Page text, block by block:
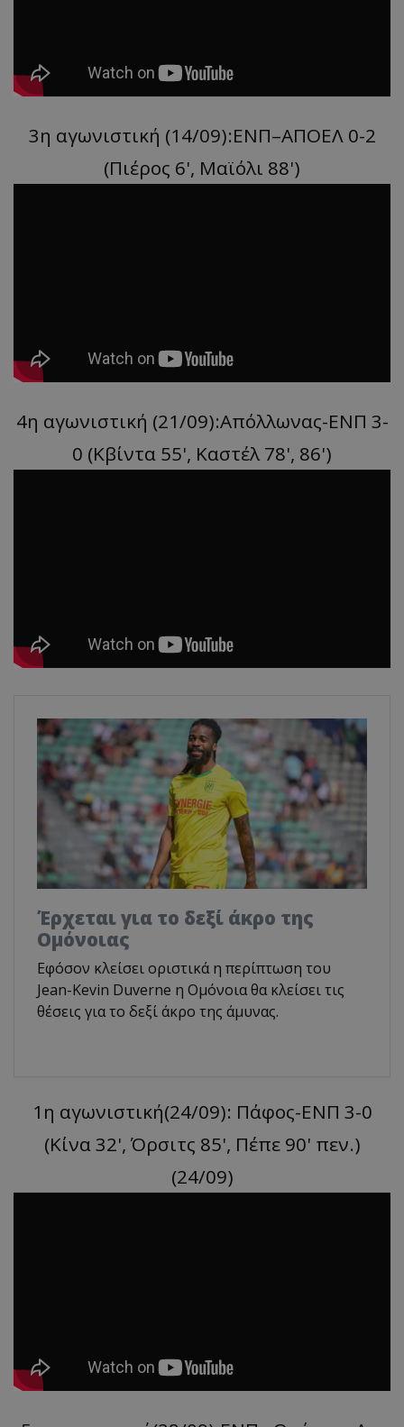
3η αγωνιστική (14/09):ΕΝΠ–ΑΠΟΕΛ 0-2
(Πιέρος 6', Μαϊόλι 88')
4η αγωνιστική (21/09):Απόλλωνας-ΕΝΠ 3-
0 (Κβίντα 55', Καστέλ 78', 86')
Έρχεται για το δεξί άκρο της
Ομόνοιας
Εφόσον κλείσει οριστικά η περίπτωση του
Jean-Kevin Duverne η Ομόνοια θα κλείσει τις
θέσεις για το δεξί άκρο της άμυνας.
1η αγωνιστική(24/09): Πάφος-ΕΝΠ 3-0
(Kίνα 32', Όρσιτς 85', Πέπε 90' πεν.)
(24/09)